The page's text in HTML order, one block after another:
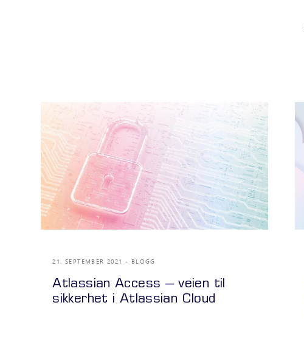
21. SEPTEMBER 2021 BLOGG
Atlassian Access – veien til
sikkerhet i Atlassian Cloud